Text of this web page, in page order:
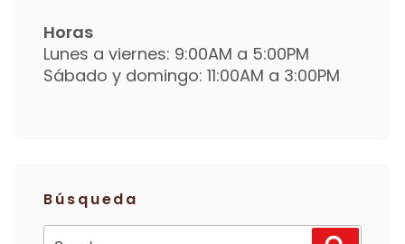
Horas
Lunes a viernes: 9:00AM a 5:00PM
Sábado y domingo: 11:00AM a 3:00PM
Búsqueda